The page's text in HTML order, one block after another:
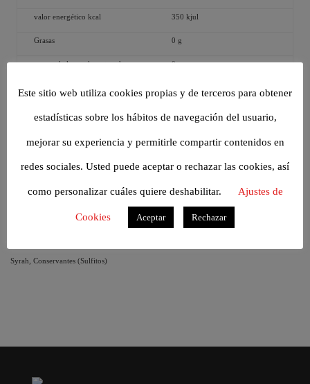
valor energético kcal 350 kjul
Grasas 0 g
de las cuales saturadas 0 g
CONTIENE SULFITOS
LISTA DE INGREDIENTES
Syrah, Conservantes (Sulfitos)
Este sitio web utiliza cookies propias y de terceros para obtener
estadísticas sobre los hábitos de navegación del usuario,
mejorar su experiencia y permitirle compartir contenidos en
redes sociales. Usted puede aceptar o rechazar las cookies, así
como personalizar cuáles quiere deshabilitar. Ajustes de
Cookies Aceptar Rechazar